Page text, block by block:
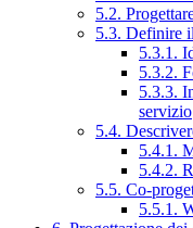
5.2.
5.3. Definire
5.3.1.
5.3.2.
5.3.3.
servizio
5.4.
5.4.1.
5.4.2.
5.5. Co-
5.5.1.